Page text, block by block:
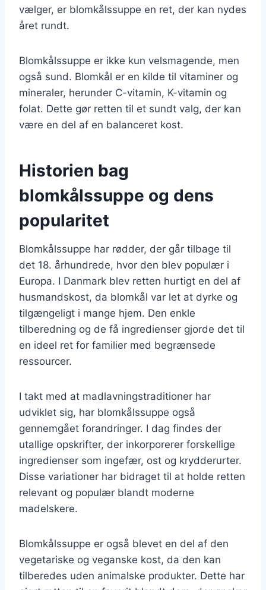
vælger, er blomkålssuppe en ret, der kan nydes
året rundt.
Blomkålssuppe er ikke kun velsmagende, men
også sund. Blomkål er en kilde til vitaminer og
mineraler, herunder C-vitamin, K-vitamin og
folat. Dette gør retten til et sundt valg, der kan
være en del af en balanceret kost.
Historien bag
blomkålssuppe og dens
popularitet
Blomkålssuppe har rødder, der går tilbage til
det 18. århundrede, hvor den blev populær i
Europa. I Danmark blev retten hurtigt en del af
husmandskost, da blomkål var let at dyrke og
tilgængeligt i mange hjem. Den enkle
tilberedning og de få ingredienser gjorde det til
en ideel ret for familier med begrænsede
ressourcer.
I takt med at madlavningstraditioner har
udviklet sig, har blomkålssuppe også
gennemgået forandringer. I dag findes der
utallige opskrifter, der inkorporerer forskellige
ingredienser som ingefær, ost og krydderurter.
Disse variationer har bidraget til at holde retten
relevant og populær blandt moderne
madelskere.
Blomkålssuppe er også blevet en del af den
vegetariske og veganske kost, da den kan
tilberedes uden animalske produkter. Dette har